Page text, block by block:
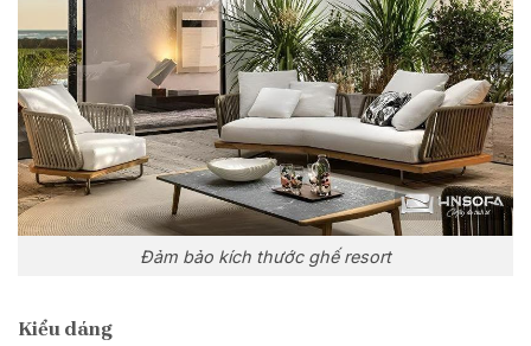
Đảm bảo kích thước ghế resort
Kiểu dáng